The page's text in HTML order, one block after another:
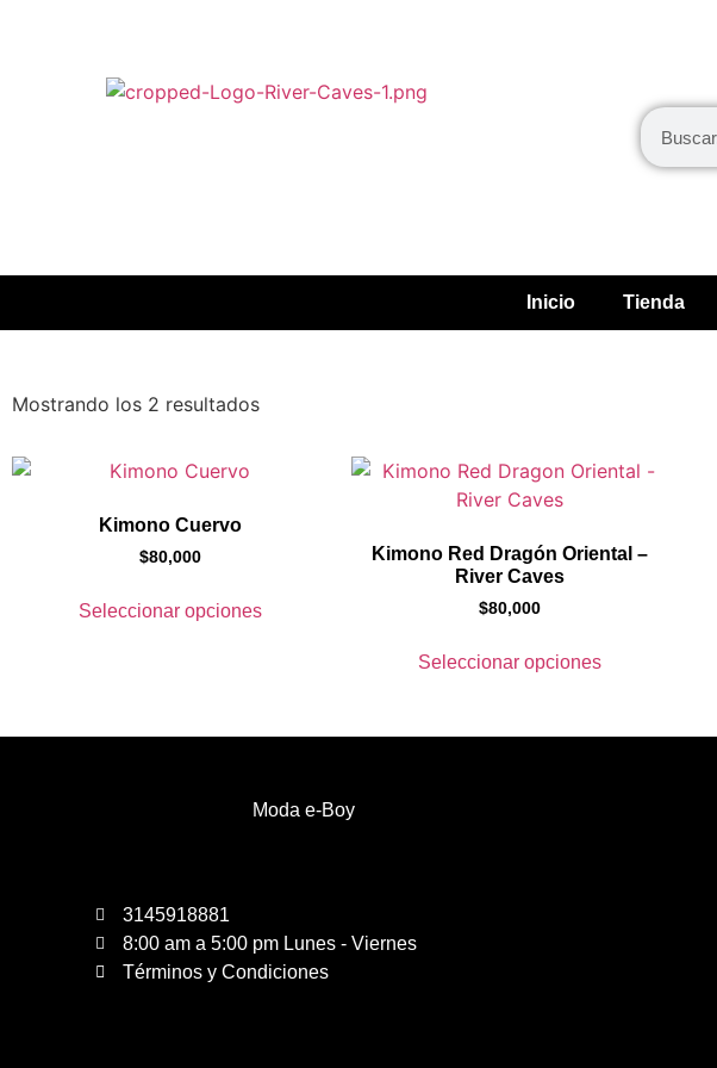
Inicio Tienda
Mostrando los 2 resultados
Kimono Cuervo
$80,000
Seleccionar opciones
Kimono Red Dragón Oriental –
River Caves
$80,000
Seleccionar opciones
Moda e-Boy
3145918881
8:00 am a 5:00 pm Lunes - Viernes
Términos y Condiciones